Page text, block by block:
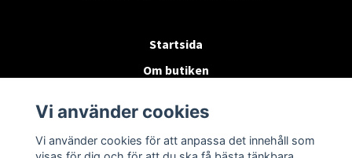
Startsida
Om butiken
Byten & Returer
Kontakta oss
Vi använder cookies
Vi använder cookies för att anpassa det innehåll som